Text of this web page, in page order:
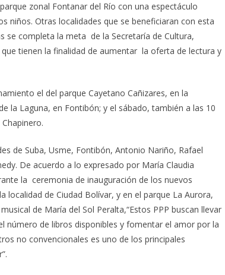
zonal Fontanar del Río con una espectáculo
niños. Otras localidades que se beneficiaran con esta
se completa la meta de la Secretaría de Cultura,
tienen la finalidad de aumentar la oferta de lectura y
el del parque Cayetano Cañizares, en la
la Laguna, en Fontibón; y el sábado, también a las 10
de Suba, Usme, Fontibón, Antonio Nariño, Rafael
De acuerdo a lo expresado por María Claudia
la ceremonia de inauguración de los nuevos
localidad de Ciudad Bolívar, y en el parque La Aurora,
de María del Sol Peralta,“Estos PPP buscan llevar
número de libros disponibles y fomentar el amor por la
no convencionales es uno de los principales